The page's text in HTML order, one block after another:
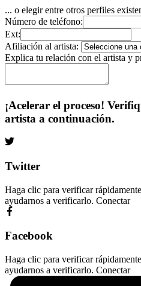
... o elegir entre otros perfiles
Número de teléfono:
Ext:
Afiliación al artista:
Explica tu relación con el artista y
¡Acelerar el proceso!
artista a continuación.
Twitter
Haga clic para verificar
ayudarnos a verificarlo. Conectar
Facebook
Haga clic para verificar
ayudarnos a verificarlo. Conectar